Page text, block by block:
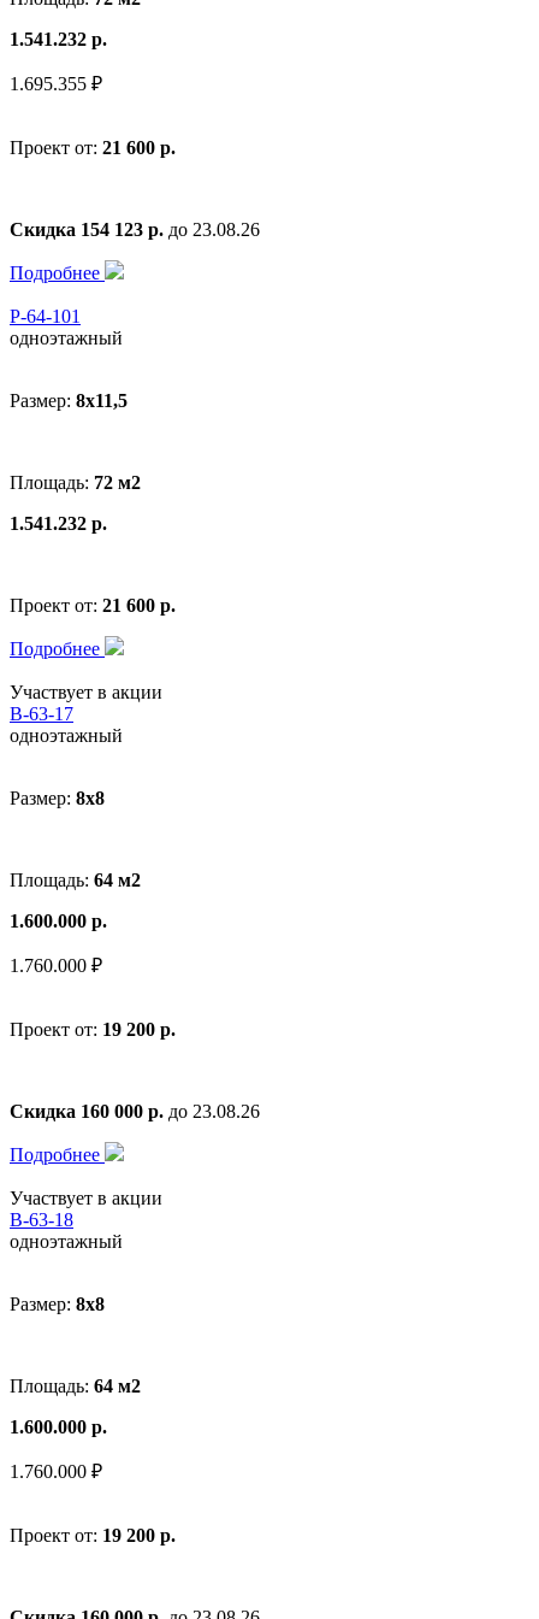
1.541.232 р.
1.695.355 ₽
Проект от: 21 600 р.
Скидка 154 123 р. до 23.08.26
Подробнее
Р-64-101
одноэтажный
Размер: 8x11,5
Площадь: 72 м2
1.541.232 р.
Проект от: 21 600 р.
Подробнее
Участвует в акции
В-63-17
одноэтажный
Размер: 8x8
Площадь: 64 м2
1.600.000 р.
1.760.000 ₽
Проект от: 19 200 р.
Скидка 160 000 р. до 23.08.26
Подробнее
Участвует в акции
В-63-18
одноэтажный
Размер: 8x8
Площадь: 64 м2
1.600.000 р.
1.760.000 ₽
Проект от: 19 200 р.